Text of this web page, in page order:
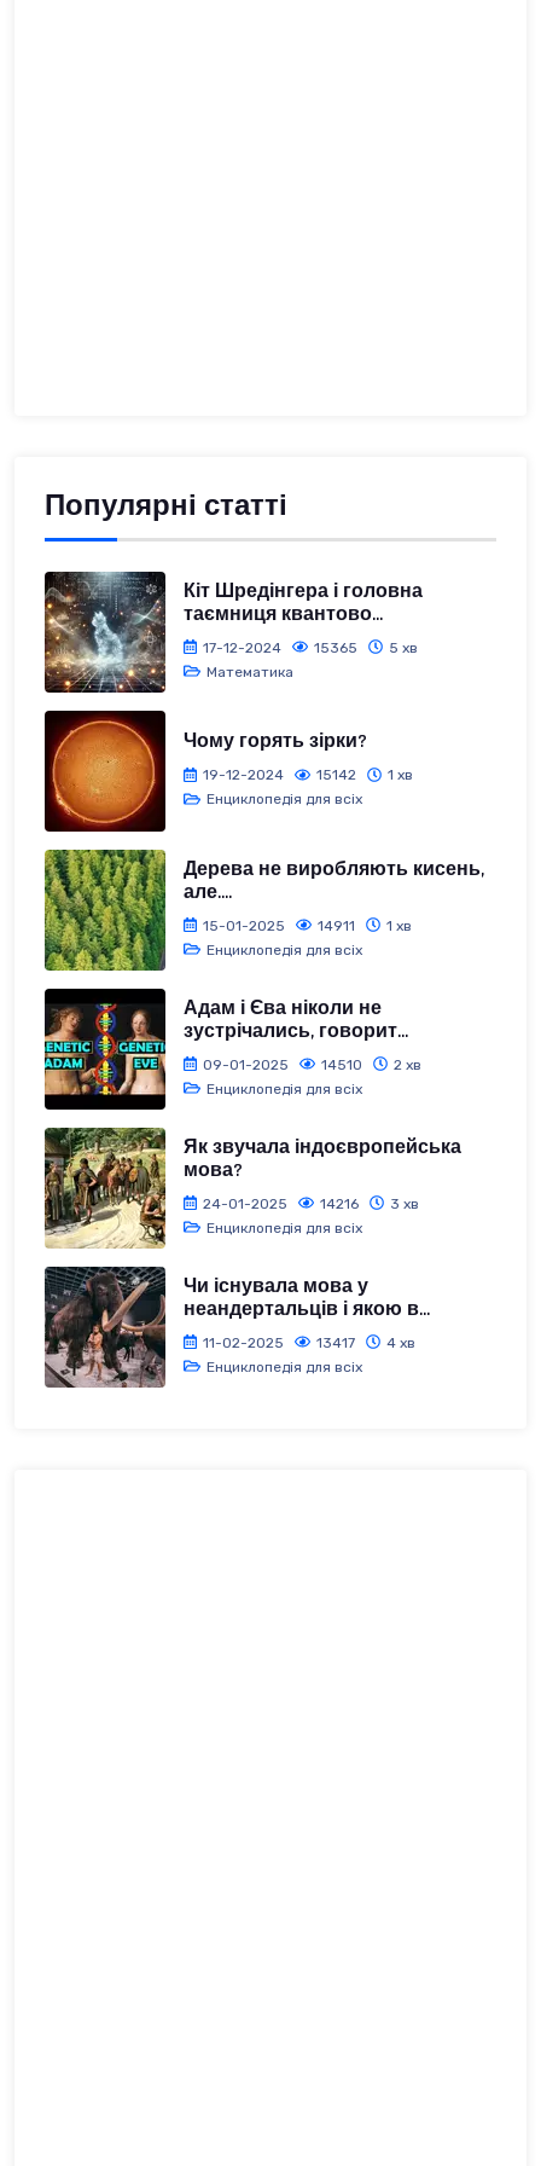
Популярні статті
Кіт Шредінгера і головна
таємниця квантово...
17-12-2024 15365
5 хв
Математика
Чому горять зірки?
19-12-2024 15142
1 хв
Енциклопедія для всіх
Дерева не виробляють кисень,
але....
15-01-2025 14911
1 хв
Енциклопедія для всіх
Адам і Єва ніколи не
зустрічались, говорит...
09-01-2025 14510
2 хв
Енциклопедія для всіх
Як звучала індоєвропейська
мова?
24-01-2025 14216
3 хв
Енциклопедія для всіх
Чи існувала мова у
неандертальців і якою в...
11-02-2025 13417
4 хв
Енциклопедія для всіх